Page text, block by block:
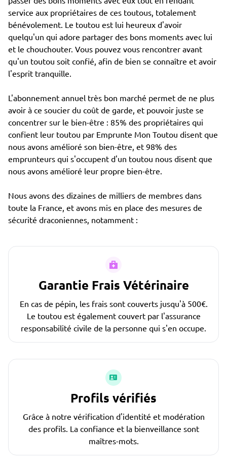
service aux propriétaires de ces toutous, totalement
bénévolement. Le toutou est lui heureux d'avoir
quelqu'un qui adore partager des bons moments avec lui
et le chouchouter. Vous pouvez vous rencontrer avant
qu'un toutou soit confié, afin de bien se connaître et avoir
l'esprit tranquille.
L'abonnement annuel très bon marché permet de ne plus
avoir à ce soucier du coût de garde, et pouvoir juste se
concentrer sur le bien-être : 85% des propriétaires qui
confient leur toutou par Emprunte Mon Toutou disent que
nous avons amélioré son bien-être, et 98% des
emprunteurs qui s'occupent d'un toutou nous disent que
nous avons amélioré leur propre bien-être.
Nous avons des dizaines de milliers de membres dans
toute la France, et avons mis en place des mesures de
sécurité draconiennes, notamment :
Garantie Frais Vétérinaire
En cas de pépin, les frais sont couverts jusqu'à 500€.
Le toutou est également couvert par l'assurance
responsabilité civile de la personne qui s'en occupe.
Profils vérifiés
Grâce à notre vérification d'identité et modération
des profils. La confiance et la bienveillance sont
maîtres-mots.